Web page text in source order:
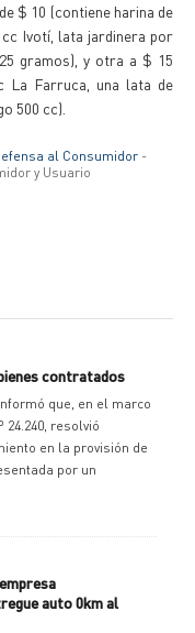
$ 10 (contiene harina de
Ivotí, lata jardinera por
gramos), y otra a $ 15
La Farruca, una lata de
500 cc).
al Consumidor -
y Usuario
contratados
que, en el marco
resolvió
en la provisión de
por un
auto 0km al